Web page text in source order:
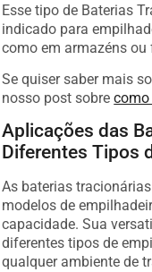
Esse tipo de Baterias
indicado para
como em armazéns ou
Se quiser saber mais
nosso post sobre
Aplicações das
Diferentes Tipos
As baterias
modelos de
capacidade. Sua
diferentes tipos de
qualquer ambiente de